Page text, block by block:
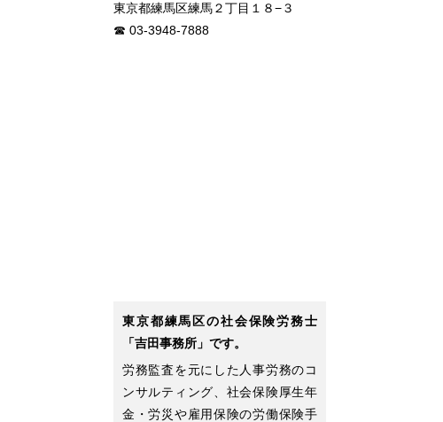
東京都練馬区練馬２丁目１８−３
03-3948-7888
東京都練馬区の社会保険労務士
「吉田事務所」です。
労務監査を元にした人事労務のコ
ンサルティング、社会保険厚生年
金・労災や雇用保険の労働保険手